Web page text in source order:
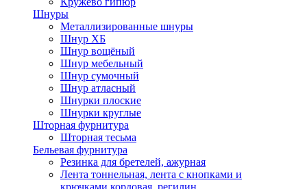
Шнуры
Металлизированные шнуры
Шнур ХБ
Шнур вощёный
Шнур мебельный
Шнур сумочный
Шнур атласный
Шнурки плоские
Шнурки круглые
Шторная фурнитура
Шторная тесьма
Бельевая фурнитура
Резинка для бретелей, ажурная
Лента тоннельная, лента с кнопками и
крючками,кордовая, регилин